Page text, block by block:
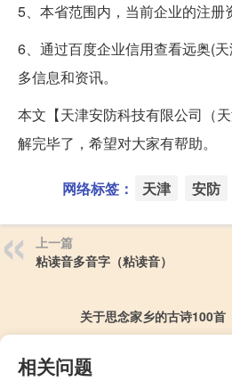
5、本省范围内，当前企业的注册
6、通过百度企业信用查看远奥(
多信息和资讯。
本文【天津安防科技有限公司（
解完毕了，希望对大家有帮助。
网络标签： 天津 安防
上一篇
粘读音多音字（粘读音）
关于思念家乡的古诗100首
相关问题